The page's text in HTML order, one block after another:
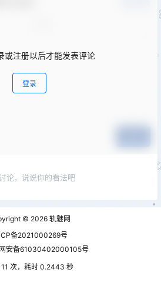
或注册以后才能发表评论
登录
论，说说你的看法吧
© 2026 轨魅网
备2021000269号
安备61030402000105号
11 次，耗时 0.2443 秒